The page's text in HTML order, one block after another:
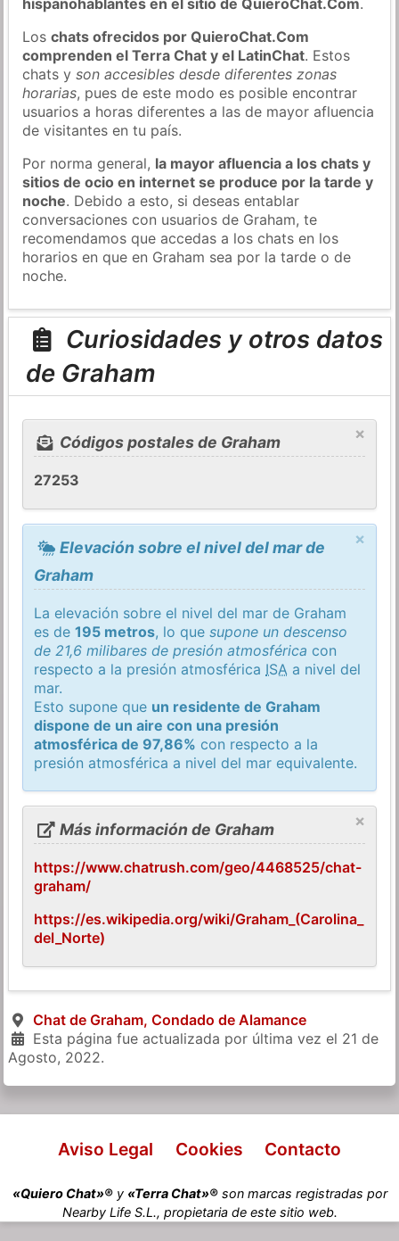
Loschats ofrecidos por QuieroChat.Com
comprenden el Terra Chat y el LatinChat. Estos
chats yson accesibles desde diferentes zonas
horarias, pues de este modo es posible encontrar
usuarios a horas diferentes a las de mayor afluencia
de visitantes en tu país.
Por norma general, la mayor afluencia a los chats y
sitios de ocio en internet se produce por la tarde y
noche. Debido a esto, si deseas entablar
conversaciones con usuarios de Graham, te
recomendamos que accedas a los chats en los
horarios en que en Graham sea por la tarde o de
noche.
Curiosidades y otros datos
de Graham
×
Códigos postales de Graham
27253
×
Elevación sobre el nivel del mar de
Graham
La elevación sobre el nivel del mar de Graham
es de195 metros, lo quesupone un descenso
de 21,6 milibares de presión atmosférica con
respecto a la presión atmosférica ISA a nivel del
mar.
Esto supone que un residente de Graham
dispone de un aire con una presión
atmosférica de 97,86% con respecto a la
presión atmosférica a nivel del mar equivalente.
×
Más información de Graham
https://www.chatrush.com/geo/4468525/chat-
graham/
https://es.wikipedia.org/wiki/Graham_(Carolina_
del_Norte)
Chat de Graham, Condado de Alamance
Esta página fue actualizada por última vez el 21 de
Agosto, 2022.
Aviso Legal Cookies Contacto
«Quiero Chat»®y «Terra Chat»®son marcas registradas por
Nearby Life S.L., propietaria de este sitio web.